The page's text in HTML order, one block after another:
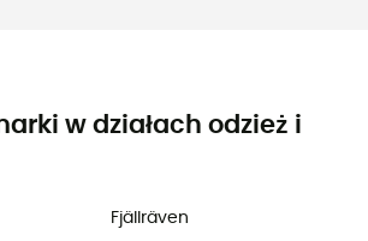
w działach odzież i
Fjällräven